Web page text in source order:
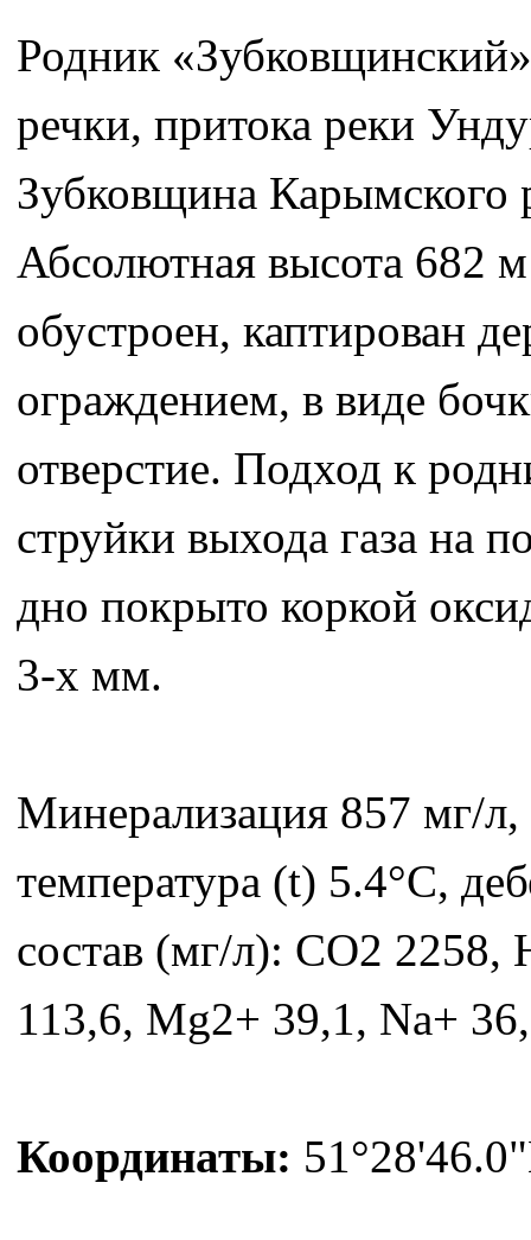
Родник
речки, притока реки
Зубковщина Карымского
Абсолютная высота 682
обустроен, каптирован
ограждением, в виде
отверстие. Подход к
струйки выхода газа на
дно покрыто коркой
3-х мм.
Минерализация 857 мг/
температура (t) 5.4°C,
состав (мг/л): СО2 2258,
113,6, Mg2+ 39,1, Na+
Координаты: